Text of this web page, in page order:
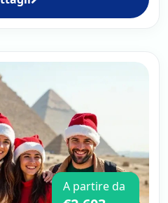
A partire da